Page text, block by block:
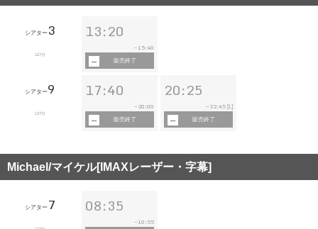
シアター 3
127分
13:20
~15:40
販売終了
シアター9
127分
17:40
~ 20:00
販売終了
20:25
~ 22:45 [L]
販売終了
Michael/マイケル[IMAXレーザー・字幕]
シアター 7 08:35
~10:55